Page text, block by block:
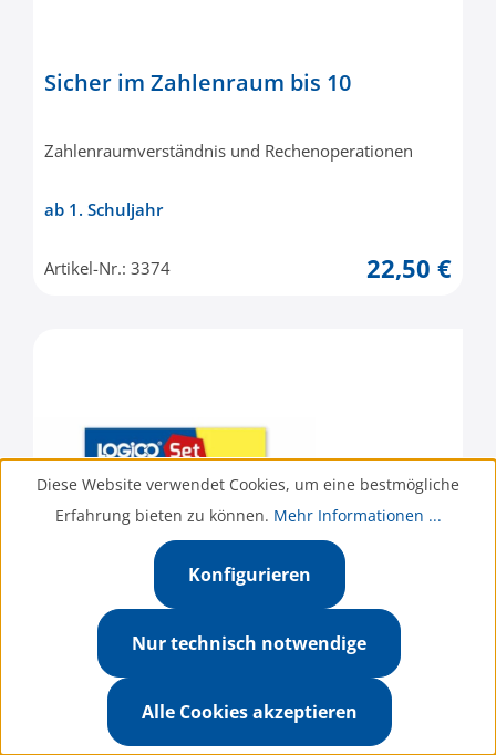
Sicher im Zahlenraum bis 10
Zahlenraumverständnis und Rechenoperationen
ab 1. Schuljahr
Artikel-Nr.: 3374 22,50 €
Diese Website verwendet Cookies, um eine bestmögliche
Erfahrung bieten zu können. Mehr Informationen ...
Nur technisch notwendige
Konfigurieren
Alle Cookies akzeptieren